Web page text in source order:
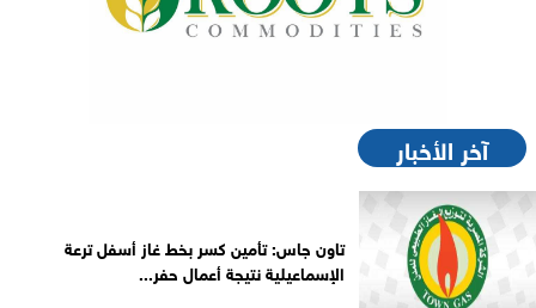
آخر الأخبار
تاون جاس: تأمين كسر بخط غاز أسفل ترعة
الإسماعيلية نتيجة أعمال حفر...